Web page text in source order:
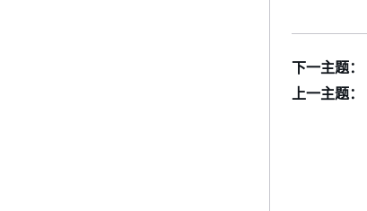
下一主题：
上一主题：